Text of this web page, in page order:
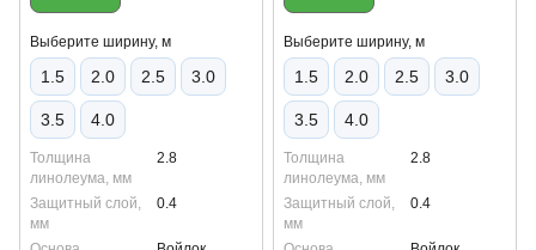
Выберите ширину, м
1.5 2.0 2.5 3.0
3.5 4.0
Толщина
линолеума, мм
2.8
Защитный слой,
мм
0.4
Выберите ширину, м
1.5 2.0 2.5 3.0
3.5 4.0
Толщина
линолеума, мм
2.8
Защитный слой,
мм
0.4